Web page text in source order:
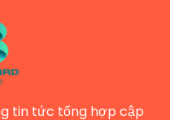
tin tức tổng hợp cập